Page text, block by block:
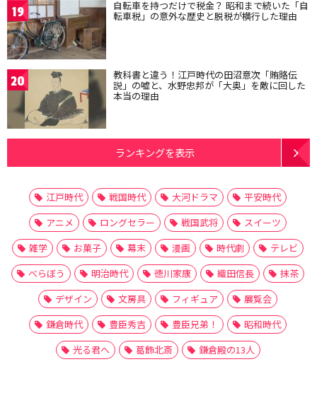
19 自転車を持つだけで税金？ 昭和まで続いた「自
転車税」の意外な歴史と脱税が横行した理由
20 教科書と違う！江戸時代の田沼意次「賄賂伝
説」の嘘と、水野忠邦が「大奥」を敵に回した
本当の理由
ランキングを表示
江戸時代 戦国時代 大河ドラマ
平安時代
アニメ
ロングセラー 戦国武将
スイーツ
雑学
お菓子 幕末 漫画 時代劇
テレビ
べらぼう
明治時代 徳川家康 織田信長
抹茶
デザイン
文房具 フィギュア
展覧会
鎌倉時代
豊臣秀吉 豊臣兄弟！
昭和時代
光る君へ
葛飾北斎 鎌倉殿の13人